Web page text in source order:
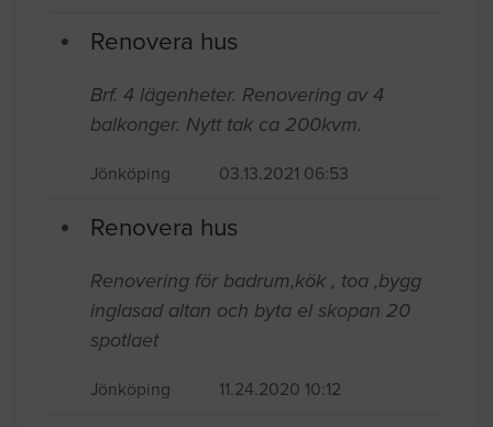
Renovera hus
Brf. 4 lägenheter. Renovering av 4
balkonger. Nytt tak ca 200kvm.
Jönköping 03.13.2021 06:53
Renovera hus
Renovering för badrum,kök , toa ,bygg
inglasad altan och byta el skopan 20
spotlaet
Jönköping 11.24.2020 10:12